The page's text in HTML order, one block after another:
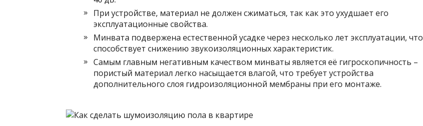
При устройстве, материал не должен сжиматься, так как это ухудшает его
эксплуатационные свойства.
Минвата подвержена естественной усадке через несколько лет эксплуатации, что
способствует снижению звукоизоляционных характеристик.
Самым главным негативным качеством минваты является её гигроскопичность –
пористый материал легко насыщается влагой, что требует устройства
дополнительного слоя гидроизоляционной мембраны при его монтаже.